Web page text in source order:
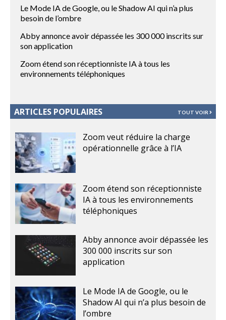
Le Mode IA de Google, ou le Shadow AI qui n’a plus
besoin de l’ombre
Abby annonce avoir dépassée les 300 000 inscrits sur
son application
Zoom étend son réceptionniste IA à tous les
environnements téléphoniques
ARTICLES POPULAIRES TOUT VOIR
Zoom veut réduire la charge
opérationnelle grâce à l’IA
Zoom étend son réceptionniste
IA à tous les environnements
téléphoniques
Abby annonce avoir dépassée les
300 000 inscrits sur son
application
Le Mode IA de Google, ou le
Shadow AI qui n’a plus besoin de
l’ombre